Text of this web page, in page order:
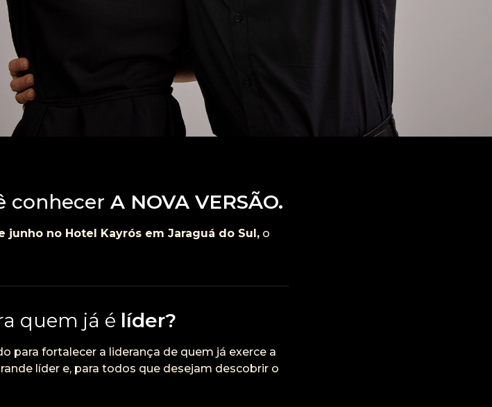
conhecer A NOVA VERSÃO.
junho no Hotel Kayrós em Jaraguá do Sul,o
quem já é líder?
para fortalecer a liderança de quem já exerce a
líder e, para todos que desejam descobrir o